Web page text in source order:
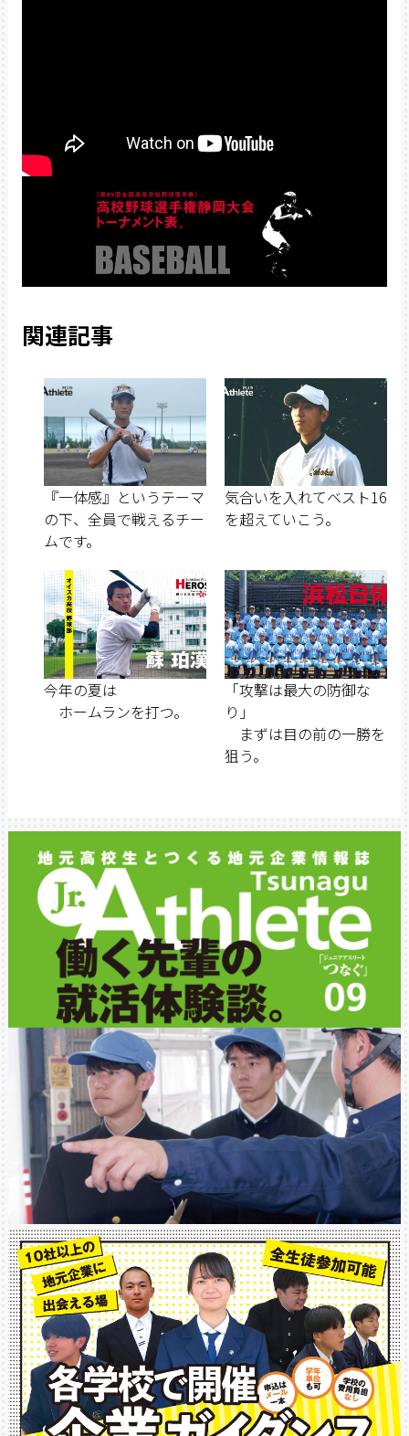
関連記事
『一体感』というテーマ
の下、全員で戦えるチー
ムです。
気合いを入れてベスト16
を超えていこう。
今年の夏は
ホームランを打つ。
「攻撃は最大の防御な
り」
まずは目の前の一勝を
狙う。